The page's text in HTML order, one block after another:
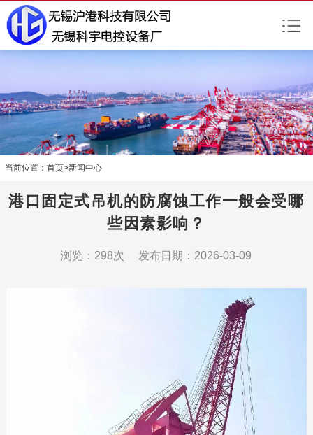
当前位置： 首页>新闻中心
港口固定式吊机的防腐蚀工作一般会受哪
些因素影响？
浏览：298次 发布日期：2026-03-09